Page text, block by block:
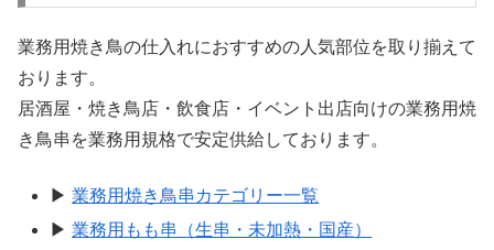
業務用焼き鳥の仕入れにおすすめの人気部位を取り揃えて
おります。
居酒屋・焼き鳥店・飲食店・イベント出店向けの業務用焼
き鳥串を業務用規格で安定供給しております。
▶業務用焼き鳥串カテゴリー一覧
▶業務用もも串（生串・未加熱・国産）